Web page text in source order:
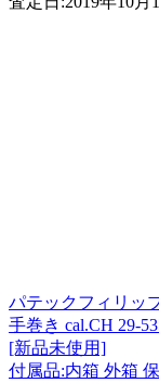
パテックフィリッ
手巻き cal.CH 29-
[新品未使用]
付属品:内箱 外箱